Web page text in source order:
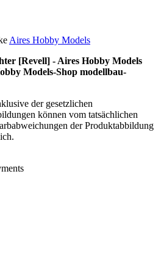
Aires Hobby Models
[Revell] - Aires Hobby Models
Models-Shop modellbau-
der gesetzlichen
können vom tatsächlichen
der Produktabbildung